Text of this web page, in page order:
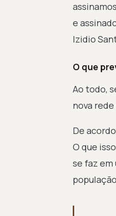
e
Izidio
O que
Ao todo,
nova
De
O que
se faz em